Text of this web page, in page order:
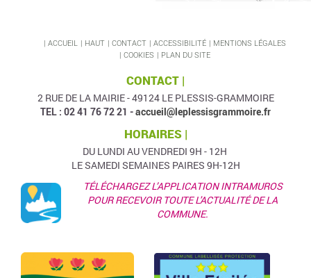
ACCUEIL HAUT CONTACT ACCESSIBILITÉ
MENTIONS LÉGALES
COOKIES
PLAN DU SITE
CONTACT |
2 RUE DE LA MAIRIE - 49124 LE PLESSIS-GRAMMOIRE
TEL : 02 41 76 72 21 -accueil@leplessisgrammoire.fr
HORAIRES |
DU LUNDI AU VENDREDI 9H - 12H
LE SAMEDI SEMAINES PAIRES 9H-12H
TÉLÉCHARGEZ L’APPLICATION INTRAMUROS
POUR RECEVOIR TOUTE L'ACTUALITÉ DE LA
COMMUNE.